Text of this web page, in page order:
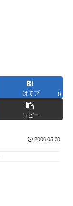
はてブ 0
コピー
2006.05.30